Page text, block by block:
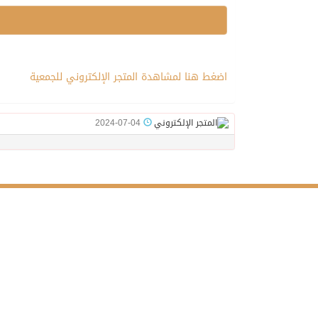
اضغط هنا لمشاهدة المتجر الإلكتروني للجمعية
2024-07-04